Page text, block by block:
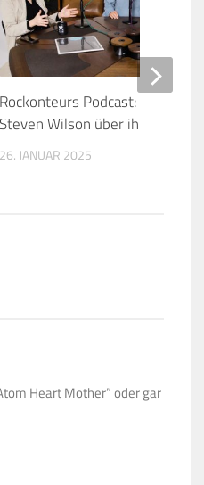
Rockonteurs Podcast: Gary
Steven Wilson über ihre neuen
26. JANUAR 2025
Heart Mother” oder gar